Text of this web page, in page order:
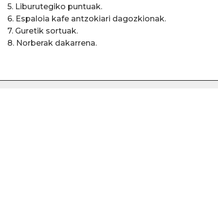
5. Liburutegiko puntuak.
6. Espaloia kafe antzokiari dagozkionak.
7. Guretik sortuak.
8. Norberak dakarrena.